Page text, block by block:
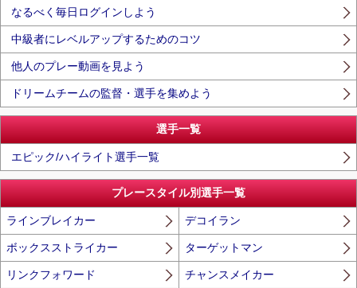
なるべく毎日ログインしよう
中級者にレベルアップするためのコツ
他人のプレー動画を見よう
ドリームチームの監督・選手を集めよう
選手一覧
エピック/ハイライト選手一覧
プレースタイル別選手一覧
ラインブレイカー デコイラン
ボックスストライカー ターゲットマン
リンクフォワード チャンスメイカー